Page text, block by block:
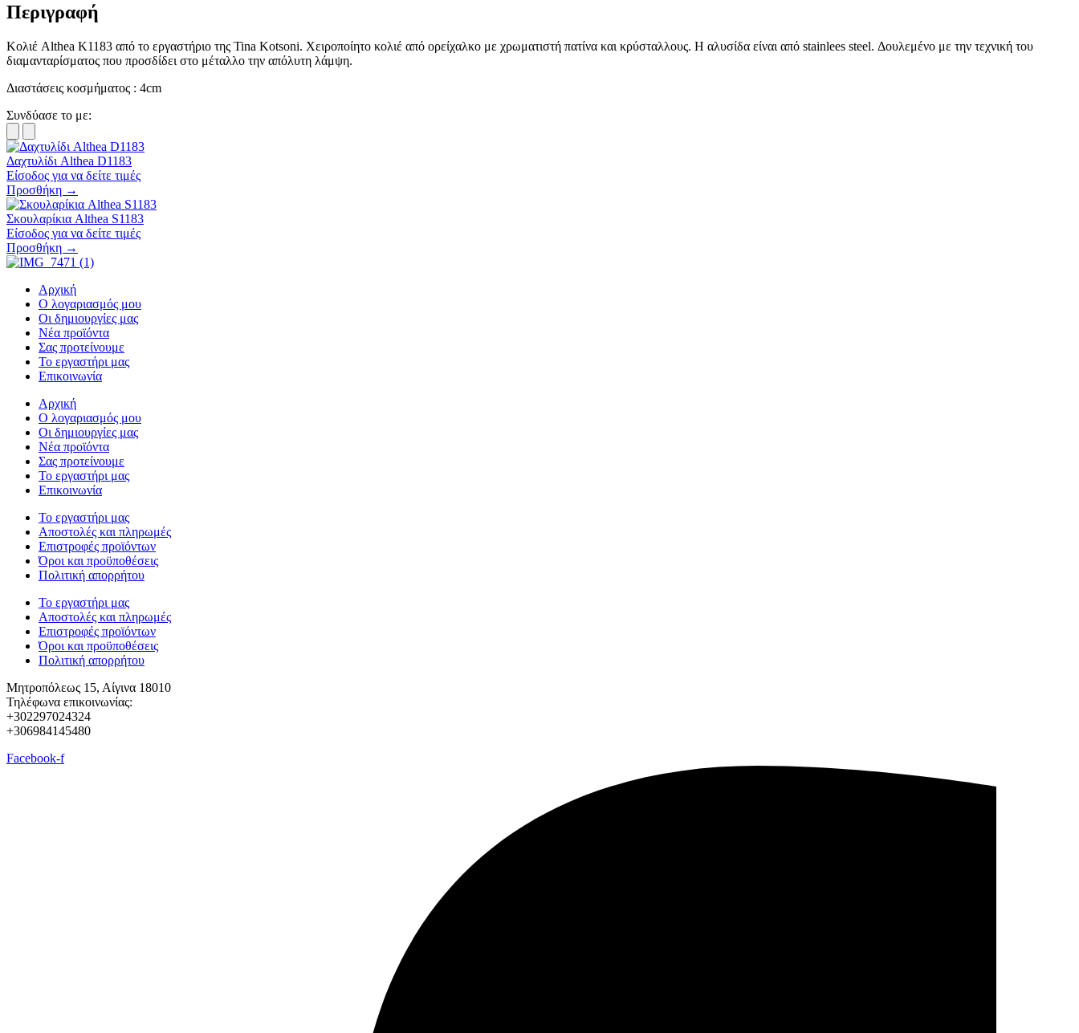
Περιγραφή
Κολιέ Althea K1183 από το εργαστήριο της Tina Kotsoni. Χειροποίητο κολιέ από ορείχαλκο με χρωματιστή πατίνα και κρύσταλλους. Η αλυσίδα είναι από stainlees steel. Δουλεμένο με την τεχνική του
διαμανταρίσματος που προσδίδει στο μέταλλο την απόλυτη λάμψη.
Διαστάσεις κοσμήματος : 4cm
Συνδύασε το με:
Δαχτυλίδι Althea D1183
Είσοδος για να δείτε τιμές
Προσθήκη →
Σκουλαρίκια Althea S1183
Είσοδος για να δείτε τιμές
Προσθήκη →
Αρχική
Ο λογαριασμός μου
Οι δημιουργίες μας
Νέα προϊόντα
Σας προτείνουμε
Το εργαστήρι μας
Επικοινωνία
Αρχική
Ο λογαριασμός μου
Οι δημιουργίες μας
Νέα προϊόντα
Σας προτείνουμε
Το εργαστήρι μας
Επικοινωνία
Το εργαστήρι μας
Αποστολές και πληρωμές
Επιστροφές προϊόντων
Όροι και προϋποθέσεις
Πολιτική απορρήτου
Το εργαστήρι μας
Αποστολές και πληρωμές
Επιστροφές προϊόντων
Όροι και προϋποθέσεις
Πολιτική απορρήτου
Μητροπόλεως 15, Αίγινα 18010
Τηλέφωνα επικοινωνίας:
+302297024324
+306984145480
Facebook-f